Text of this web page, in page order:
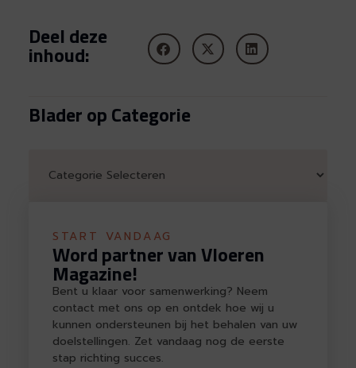
Deel deze
inhoud:
Blader op Categorie
START VANDAAG
Word partner van Vloeren
Magazine!
Bent u klaar voor samenwerking? Neem
contact met ons op en ontdek hoe wij u
kunnen ondersteunen bij het behalen van uw
doelstellingen. Zet vandaag nog de eerste
stap richting succes.